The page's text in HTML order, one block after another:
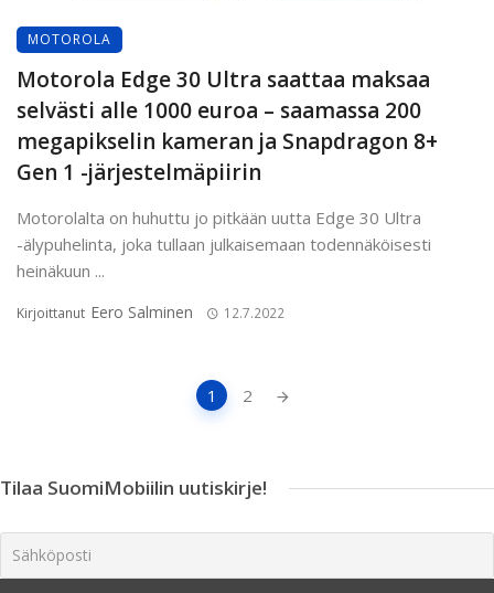
MOTOROLA
Motorola Edge 30 Ultra saattaa maksaa
selvästi alle 1000 euroa – saamassa 200
megapikselin kameran ja Snapdragon 8+
Gen 1 -järjestelmäpiirin
Motorolalta on huhuttu jo pitkään uutta Edge 30 Ultra
-älypuhelinta, joka tullaan julkaisemaan todennäköisesti
heinäkuun ...
Kirjoittanut Eero Salminen 12.7.2022
1 2
Tilaa SuomiMobiilin uutiskirje!